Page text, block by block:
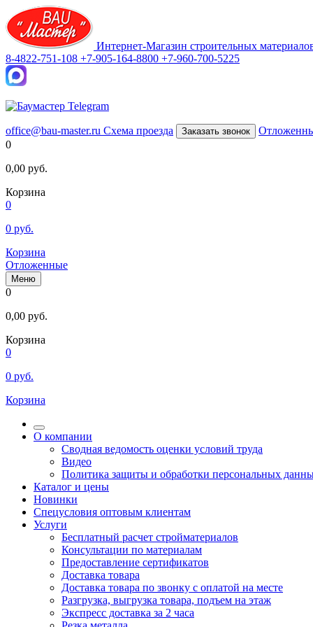
Интернет-Магазин строительных
8-4822-751-108 +7-905-164-8800 +7-960-700-5225
office@bau-master.ru Схема проезда Заказать звонок
0
0,00 руб.
Корзина
0
0 руб.
Корзина
Отложенные
Меню
0
0,00 руб.
Корзина
0
0 руб.
Корзина
О компании
Сводная ведомость оценки условий труда
Видео
Политика защиты и обработки персональных
Каталог и цены
Новинки
Спецусловия оптовым клиентам
Услуги
Бесплатный расчет стройматериалов
Консультации по материалам
Предоставление сертификатов
Доставка товара
Доставка товара по звонку с оплатой на месте
Разгрузка, выгрузка товара, подъем на этаж
Экспресс доставка за 2 часа